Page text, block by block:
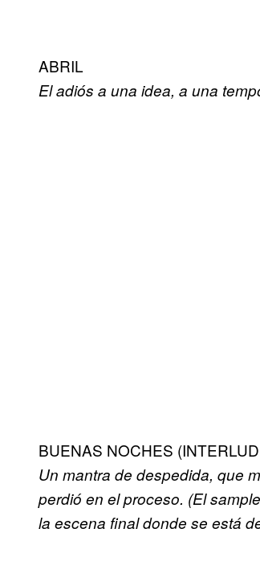
ABRIL
El adiós a una idea, a una
BUENAS NOCHES
Un mantra de despedida, que
perdió en el proceso. (El
la escena final donde se está